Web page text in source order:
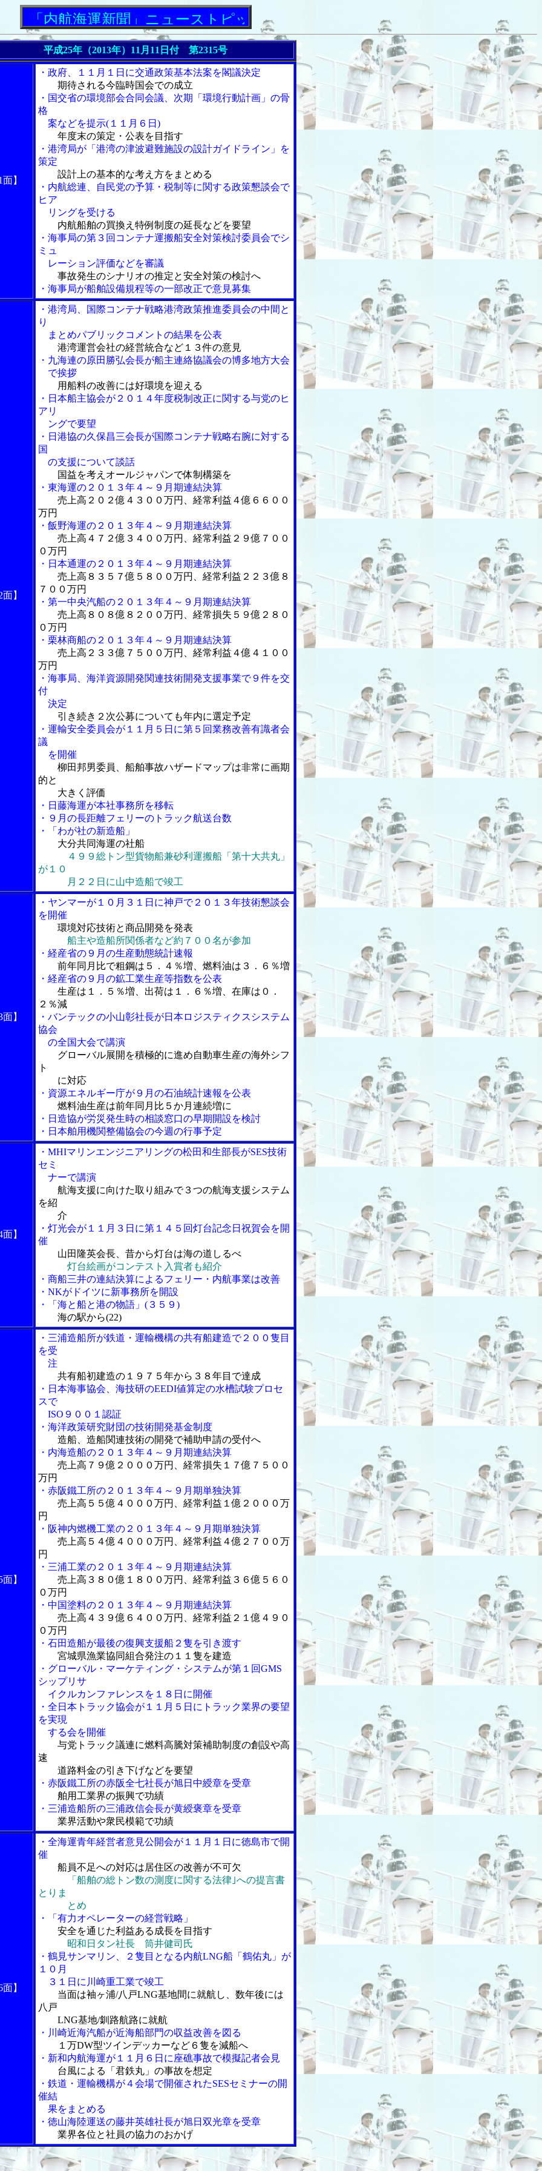
航海運新聞」ニューストピックス
平成25年（2013年）11月11日付 第2315号
】
・政府、１１月１日に交通政策基本法案を閣議決定
期待される今臨時国会での成立
・国交省の環境部会合同会議、次期「環境行動計画」の骨
格
案などを提示(１１月６日)
年度末の策定・公表を目指す
・港湾局が「港湾の津波避難施設の設計ガイドライン」を
策定
設計上の基本的な考え方をまとめる
・内航総連、自民党の予算・税制等に関する政策懇談会で
ヒア
リングを受ける
内航船舶の買換え特例制度の延長などを要望
・海事局の第３回コンテナ運搬船安全対策検討委員会でシ
ミュ
レーション評価などを審議
事故発生のシナリオの推定と安全対策の検討へ
・海事局が船舶設備規程等の一部改正で意見募集
】
・港湾局、国際コンテナ戦略港湾政策推進委員会の中間と
り
まとめパブリックコメントの結果を公表
港湾運営会社の経営統合など１３件の意見
・九海連の原田勝弘会長が船主連絡協議会の博多地方大会
で挨拶
用船料の改善には好環境を迎える
・日本船主協会が２０１４年度税制改正に関する与党のヒ
アリ
ングで要望
・日港協の久保昌三会長が国際コンテナ戦略右腕に対する
国
の支援について談話
国益を考えオールジャパンで体制構築を
・東海運の２０１３年４～９月期連結決算
売上高２０２億４３００万円、経常利益４億６６００
万円
・飯野海運の２０１３年４～９月期連結決算
売上高４７２億３４００万円、経常利益２９億７００
０万円
・日本通運の２０１３年４～９月期連結決算
売上高８３５７億５８００万円、経常利益２２３億８
７００万円
・第一中央汽船の２０１３年４～９月期連結決算
売上高８０８億８２００万円、経常損失５９億２８０
０万円
・栗林商船の２０１３年４～９月期連結決算
売上高２３３億７５００万円、経常利益４億４１００
万円
・海事局、海洋資源開発関連技術開発支援事業で９件を交
付
決定
引き続き２次公募についても年内に選定予定
・運輸安全委員会が１１月５日に第５回業務改善有識者会
議
を開催
柳田邦男委員、船舶事故ハザードマップは非常に画期
的と
大きく評価
・日藤海運が本社事務所を移転
・９月の長距離フェリーのトラック航送台数
・「わが社の新造船」
大分共同海運の社船
４９９総トン型貨物船兼砂利運搬船「第十大共丸」
が１０
月２２日に山中造船で竣工
】
・ヤンマーが１０月３１日に神戸で２０１３年技術懇談会
を開催
環境対応技術と商品開発を発表
船主や造船所関係者など約７００名が参加
・経産省の９月の生産動態統計速報
前年同月比で粗鋼は５．４％増、燃料油は３．６％増
・経産省の９月の鉱工業生産等指数を公表
生産は１．５％増、出荷は１．６％増、在庫は０．
２％減
・バンテックの小山彰社長が日本ロジスティクスシステム
協会
の全国大会で講演
グローバル展開を積極的に進め自動車生産の海外シフ
ト
に対応
・資源エネルギー庁が９月の石油統計速報を公表
燃料油生産は前年同月比５か月連続増に
・日造協が労災発生時の相談窓口の早期開設を検討
・日本舶用機関整備協会の今週の行事予定
】
・MHIマリンエンジニアリングの松田和生部長がSES技術
セミ
ナーで講演
航海支援に向けた取り組みで３つの航海支援システム
を紹
介
・灯光会が１１月３日に第１４５回灯台記念日祝賀会を開
催
山田隆英会長、昔から灯台は海の道しるべ
灯台絵画がコンテスト入賞者も紹介
・商船三井の連結決算によるフェリー・内航事業は改善
・NKがドイツに新事務所を開設
・「海と船と港の物語」(３５９)
海の駅から(22)
】
・三浦造船所が鉄道・運輸機構の共有船建造で２００隻目
を受
注
共有船初建造の１９７５年から３８年目で達成
・日本海事協会、海技研のEEDI値算定の水槽試験プロセ
スで
ISO９００１認証
・海洋政策研究財団の技術開発基金制度
造船、造船関連技術の開発で補助申請の受付へ
・内海造船の２０１３年４～９月期連結決算
売上高７９億２０００万円、経常損失１７億７５００
万円
・赤阪鐵工所の２０１３年４～９月期単独決算
売上高５５億４０００万円、経常利益１億２０００万
円
・阪神内燃機工業の２０１３年４～９月期単独決算
売上高５４億４０００万円、経常利益４億２７００万
円
・三浦工業の２０１３年４～９月期連結決算
売上高３８０億１８００万円、経常利益３６億５６０
０万円
・中国塗料の２０１３年４～９月期連結決算
売上高４３９億６４００万円、経常利益２１億４９０
０万円
・石田造船が最後の復興支援船２隻を引き渡す
宮城県漁業協同組合発注の１１隻を建造
・グローバル・マーケティング・システムが第１回GMS
シップリサ
イクルカンファレンスを１８日に開催
・全日本トラック協会が１１月５日にトラック業界の要望
を実現
する会を開催
与党トラック議連に燃料高騰対策補助制度の創設や高
速
道路料金の引き下げなどを要望
・赤阪鐵工所の赤阪全七社長が旭日中綬章を受章
舶用工業界の振興で功績
・三浦造船所の三浦政信会長が黄綬褒章を受章
業界活動や衆民模範で功績
】
・全海運青年経営者意見公開会が１１月１日に徳島市で開
催
船員不足への対応は居住区の改善が不可欠
「船舶の総トン数の測度に関する法律｣への提言書
とりま
とめ
・「有力オペレーターの経営戦略」
安全を通じた利益ある成長を目指す
昭和日タン社長 筒井健司氏
・鶴見サンマリン、２隻目となる内航LNG船「鶴佑丸」が
１０月
３１日に川崎重工業で竣工
当面は袖ヶ浦/八戸LNG基地間に就航し、数年後には
八戸
LNG基地/釧路航路に就航
・川崎近海汽船が近海船部門の収益改善を図る
１万DW型ツインデッカーなど６隻を減船へ
・新和内航海運が１１月６日に座礁事故で模擬記者会見
台風による「君鉄丸」の事故を想定
・鉄道・運輸機構が４会場で開催されたSESセミナーの開
催結
果をまとめる
・徳山海陸運送の藤井英雄社長が旭日双光章を受章
業界各位と社員の協力のおかげ